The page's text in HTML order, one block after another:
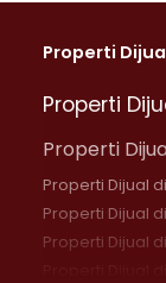
Properti
Properti
Properti
Properti Dijual
Properti Dijual
Properti Dijual